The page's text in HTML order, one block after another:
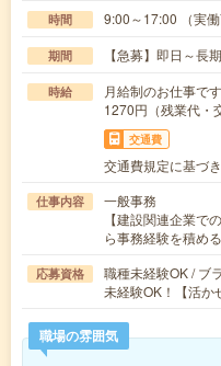
時間 9:00～17:00 （実
期間 【急募】即日～長期
時給
月給制のお仕事で
1270円（残業代・
交通費
交通費規定に基づ
仕事内容
一般事務
【建設関連企業で
ら事務経験を積め
応募資格
職種未経験OK / ブ
未経験OK！【活か
職場の雰囲気